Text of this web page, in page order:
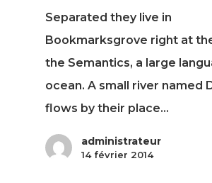
Separated they live in
Bookmarksgrove right at
the Semantics, a large
ocean. A small river named
flows by their place…
administrateur
14 février 2014